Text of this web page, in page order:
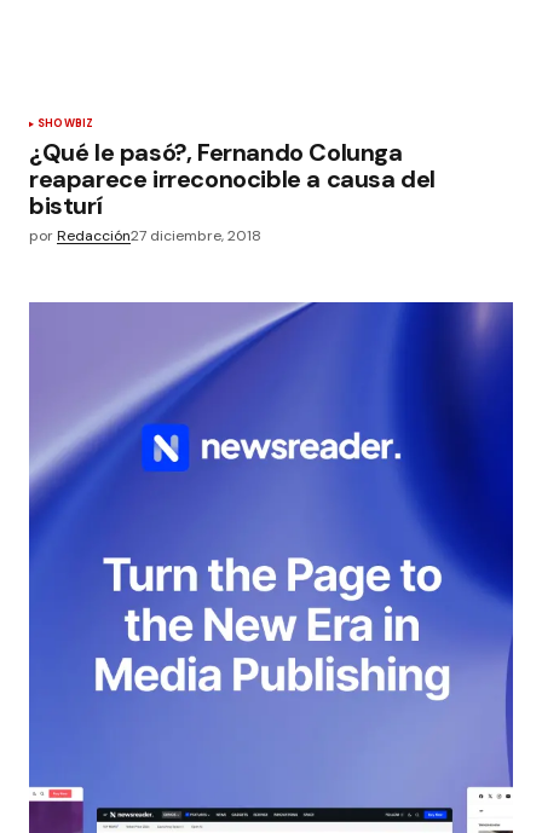
SHOWBIZ
¿Qué le pasó?, Fernando Colunga
reaparece irreconocible a causa del
bisturí
porRedacción27 diciembre, 2018